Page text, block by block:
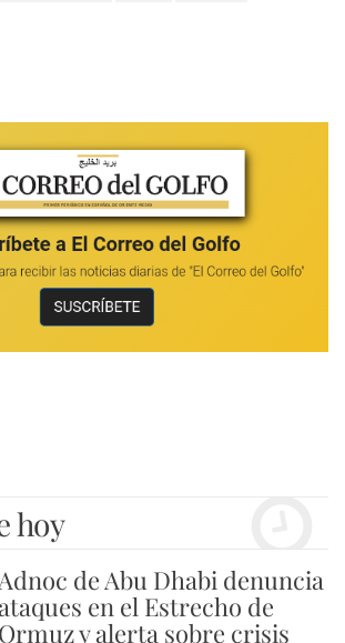
hoy
de Abu Dhabi denuncia
ataques en el Estrecho de
Ormuz y alerta sobre crisis